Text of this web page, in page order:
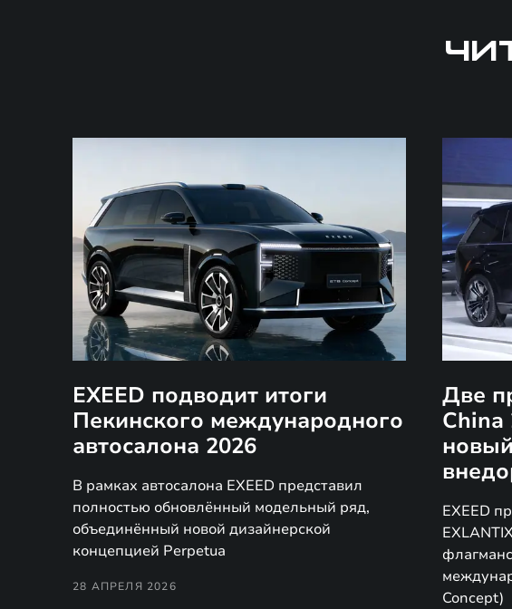
EXEED подводит итоги
Пекинского международного
автосалона 2026
В рамках автосалона EXEED представил
полностью обновлённый модельный ряд,
объединённый новой дизайнерской
концепцией Perpetua
28 АПРЕЛЯ 2026
Две
China
EXEED
Concept)